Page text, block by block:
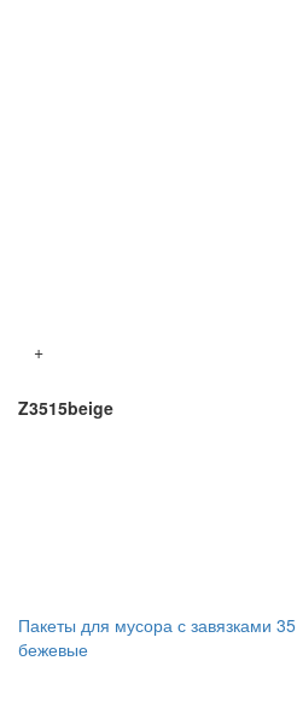
+
Z3515beige
Пакеты для мусора с завязками
бежевые